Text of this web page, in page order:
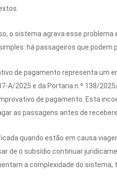
o sistema agrava esse
há passageiros que podem
de pagamento representa um
A/2025 e da Portaria n.º 138/
de pagamento. Esta
as passagens antes de
quando estão em causa
de o subsídio continuar
a complexidade do sistema,